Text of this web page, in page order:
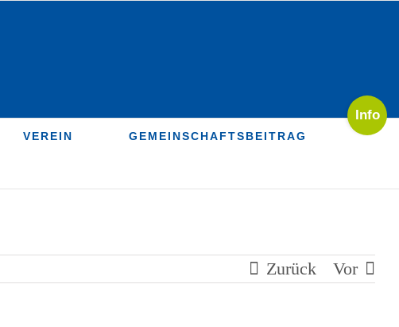
VEREIN GEMEINSCHAFTSBEITRAG
Zurück Vor
Toggle
Sliding
Area